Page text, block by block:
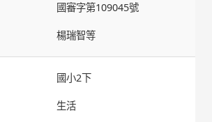
國審字第109045號
楊瑞智等
國小2下
生活